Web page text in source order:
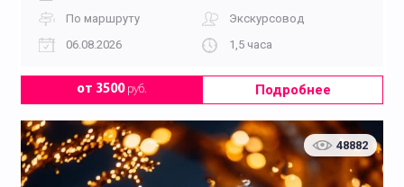
По маршруту
Экскурсовод
06.08.2026
1,5 часа
от 3500руб. Подробнее
48882